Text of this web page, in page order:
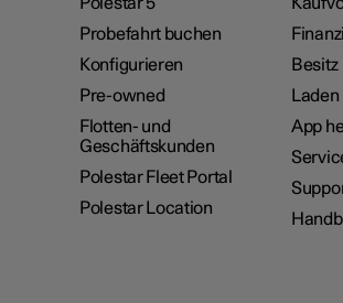
Probefahrt buchen
Konfigurieren
Pre-owned
Flotten- und
Geschäftskunden
Polestar Fleet Portal
Polestar Location
Besitz
Laden
App